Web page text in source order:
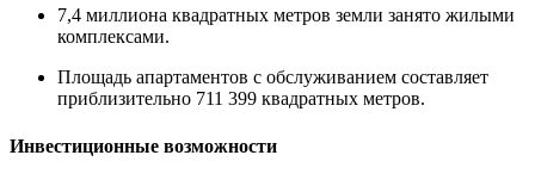
7,4 миллиона квадратных метров земли занято жилыми
комплексами.
Площадь апартаментов с обслуживанием составляет
приблизительно 711 399 квадратных метров.
Инвестиционные возможности